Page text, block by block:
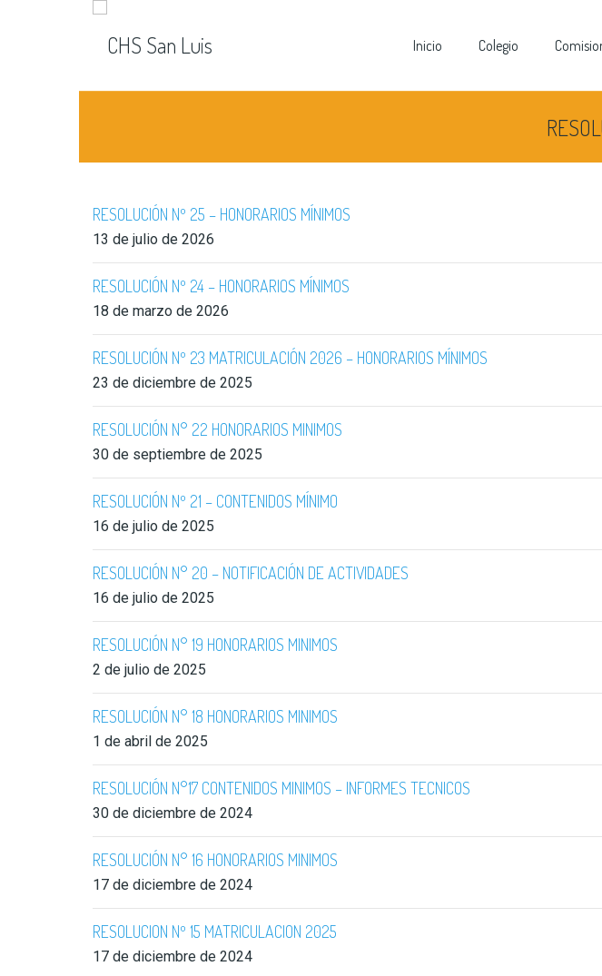
Inicio Colegio
RESOLUCIÓN Nº 25 – HONORARIOS MÍNIMOS
13 de julio de 2026
RESOLUCIÓN Nº 24 – HONORARIOS MÍNIMOS
18 de marzo de 2026
RESOLUCIÓN Nº 23 MATRICULACIÓN 2026 – HONORARIOS MÍNIMOS
23 de diciembre de 2025
RESOLUCIÓN N° 22 HONORARIOS MINIMOS
30 de septiembre de 2025
RESOLUCIÓN Nº 21 – CONTENIDOS MÍNIMO
16 de julio de 2025
RESOLUCIÓN N° 20 – NOTIFICACIÓN DE ACTIVIDADES
16 de julio de 2025
RESOLUCIÓN N° 19 HONORARIOS MINIMOS
2 de julio de 2025
RESOLUCIÓN N° 18 HONORARIOS MINIMOS
1 de abril de 2025
RESOLUCIÓN N°17 CONTENIDOS MINIMOS – INFORMES TECNICOS
30 de diciembre de 2024
RESOLUCIÓN N° 16 HONORARIOS MINIMOS
17 de diciembre de 2024
RESOLUCION Nº 15 MATRICULACION 2025
17 de diciembre de 2024